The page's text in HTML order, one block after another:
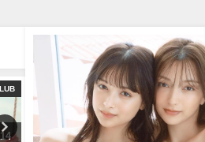
【兒玉遥公式】はるっぴちゃんねる
兒玉遥（2022年11月27日） | こ